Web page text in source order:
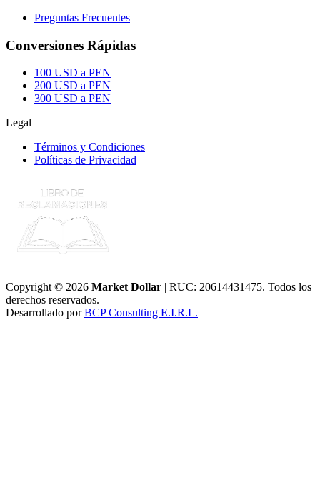
Preguntas Frecuentes
Conversiones Rápidas
100 USD a PEN
200 USD a PEN
300 USD a PEN
Legal
Términos y Condiciones
Políticas de Privacidad
Copyright © 2026 Market Dollar | RUC: 20614431475. Todos los
derechos reservados.
Desarrollado porBCP Consulting E.I.R.L.